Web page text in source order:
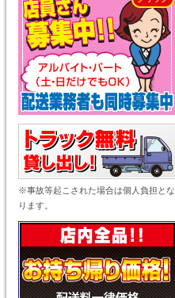
※事故等起こされた場合は個人負担とな
ります。